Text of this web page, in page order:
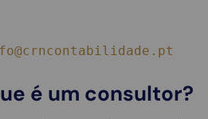
é um consultor?